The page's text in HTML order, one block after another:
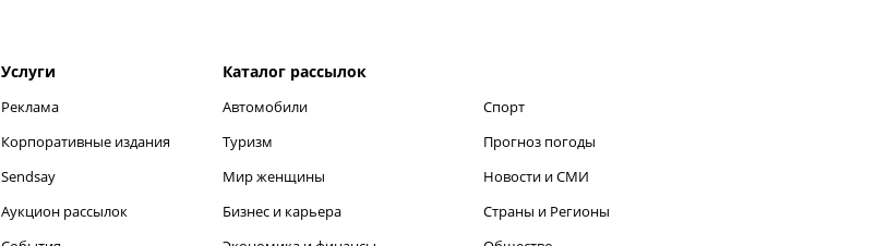
Услуги
Реклама
Корпоративные издания
Sendsay
Аукцион рассылок
Каталог рассылок
Автомобили
Туризм
Мир женщины
Бизнес и карьера
Спорт
Прогноз погоды
Новости и СМИ
Страны и Регионы